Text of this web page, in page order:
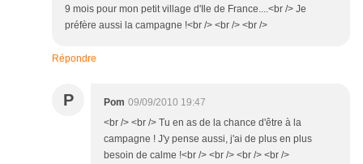
9 mois pour mon petit village d'Ile de France....<br /> Je
préfère aussi la campagne !<br /> <br /> <br />
Répondre
P Pom 09/09/2010 19:47
<br /> <br /> Tu en as de la chance d'être à la
campagne ! J'y pense aussi, j'ai de plus en plus
besoin de calme !<br /> <br /> <br /> <br />